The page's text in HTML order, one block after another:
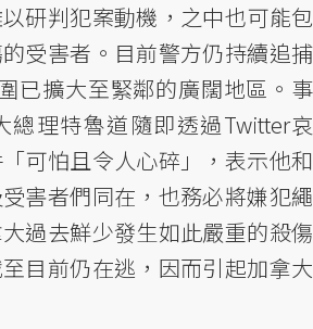
研判犯案動機，之中也可能包
受害者。目前警方仍持續追捕
已擴大至緊鄰的廣闊地區。事
總理特魯道隨即透過Twitter哀
可怕且令人心碎」，表示他和
害者們同在，也務必將嫌犯繩
過去鮮少發生如此嚴重的殺傷
目前仍在逃，因而引起加拿大